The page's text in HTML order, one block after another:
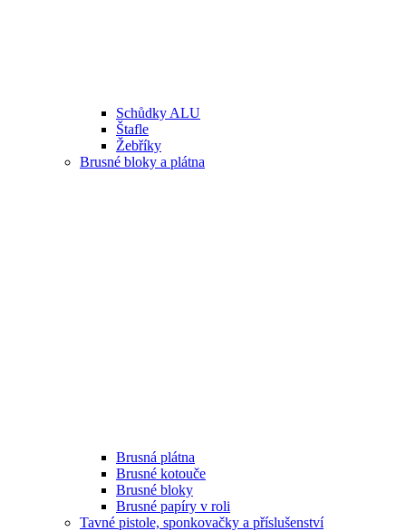
Schůdky ALU
Štafle
Žebříky
Brusné bloky a plátna
Brusná plátna
Brusné kotouče
Brusné bloky
Brusné papíry v roli
Tavné pistole, sponkovačky a příslušenství